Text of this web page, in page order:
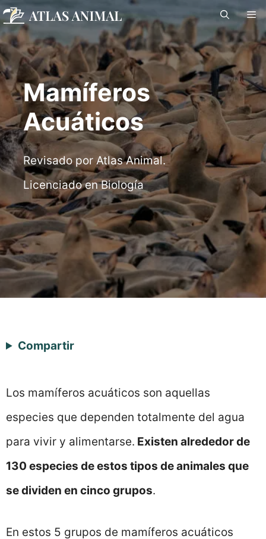
Saltar
al
contenido
Mamíferos
Acuáticos
Revisado por Atlas Animal.
Licenciado en Biología
Compartir
Los mamíferos acuáticos son aquellas
especies que dependen totalmente del agua
para vivir y alimentarse. Existen alrededor de
130 especies de estos tipos de animales que
se dividen en cinco grupos.
En estos 5 grupos de mamíferos acuáticos